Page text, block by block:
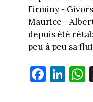
Firminy -
Maurice -
depuis été
peu à peu sa
Fa
ce
Li
nk